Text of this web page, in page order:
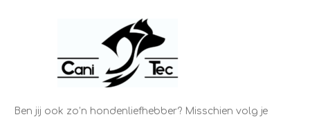
Ben jij ook zo’n hondenliefhebber? Misschien volg je